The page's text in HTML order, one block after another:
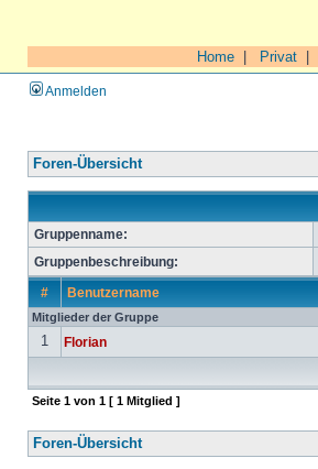
Home Privat
Anmelden
Foren-Übersicht
Gruppenname:
Gruppenbeschreibung:
# Benutzername
Mitglieder der Gruppe
1 Florian
Seite 1 von 1 [ 1 Mitglied ]
Foren-Übersicht